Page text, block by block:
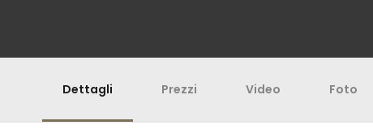
Dettagli Prezzi Video Foto